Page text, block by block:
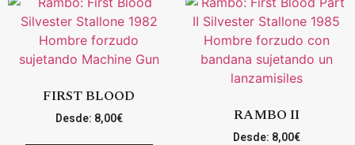
FIRST BLOOD
Desde: 8,00€ RAMBO II
Desde: 8,00€